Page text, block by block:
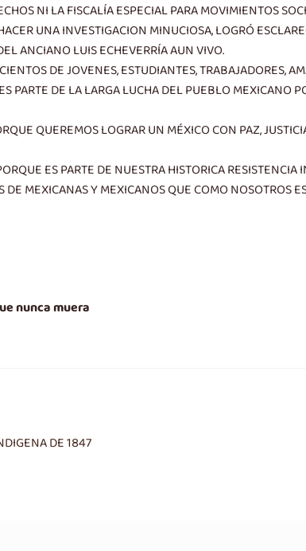
NI LA FISCALÍA ESPECIAL PARA MOVIMIENTOS
UNA INVESTIGACION MINUCIOSA, LOGRÓ
ANCIANO LUIS ECHEVERRÍA AUN VIVO.
DE JOVENES, ESTUDIANTES, TRABAJADORES,
PARTE DE LA LARGA LUCHA DEL PUEBLO MEXICANO
QUEREMOS LOGRAR UN MÉXICO CON PAZ,
ES PARTE DE NUESTRA HISTORICA
MEXICANAS Y MEXICANOS QUE COMO NOSOTROS
nunca muera
DE 1847